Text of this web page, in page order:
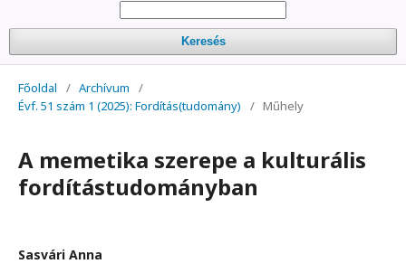
Keresés
Főoldal / Archívum
/
Évf. 51 szám 1 (2025): Fordítás(tudomány)
/ Műhely
A memetika szerepe a kulturális
fordítástudományban
Sasvári Anna